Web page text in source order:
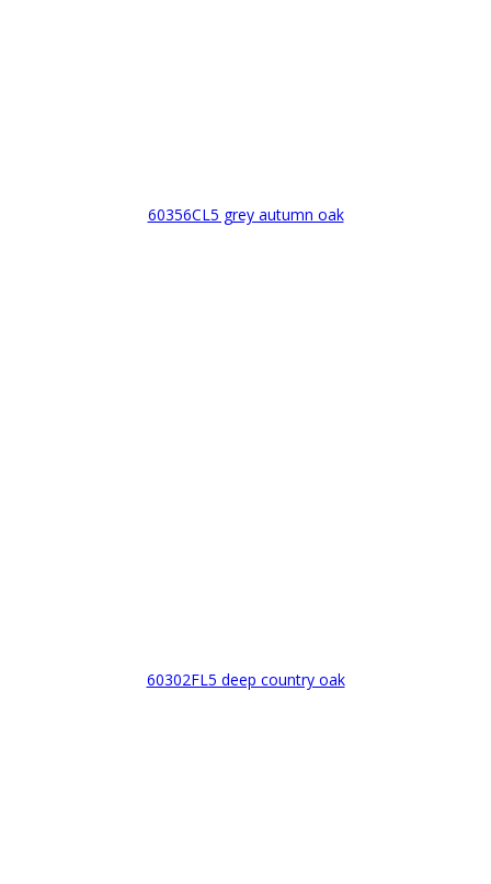
60356CL5 grey autumn oak
60302FL5 deep country oak